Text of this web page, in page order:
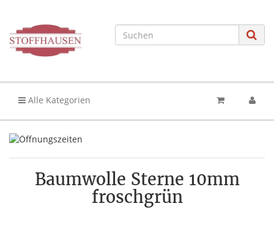
Alle Kategorien
Baumwolle Sterne 10mm
froschgrün